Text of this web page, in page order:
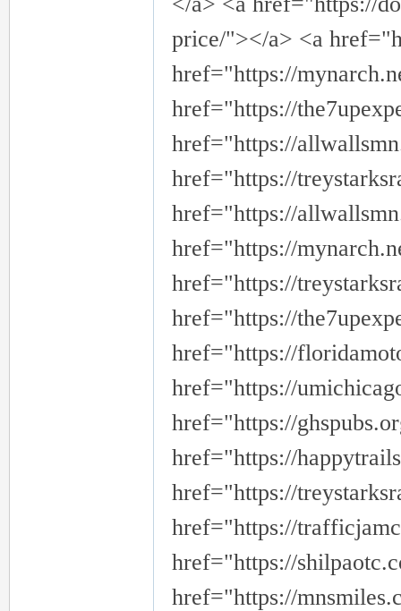
price/"></a> <a
href="https://
href="https://
href="https://
href="https://
href="https://
href="https://
href="https://
href="https://
href="https://
href="https://
href="https://
href="https://
href="https://
href="https://
href="https://
href="https://